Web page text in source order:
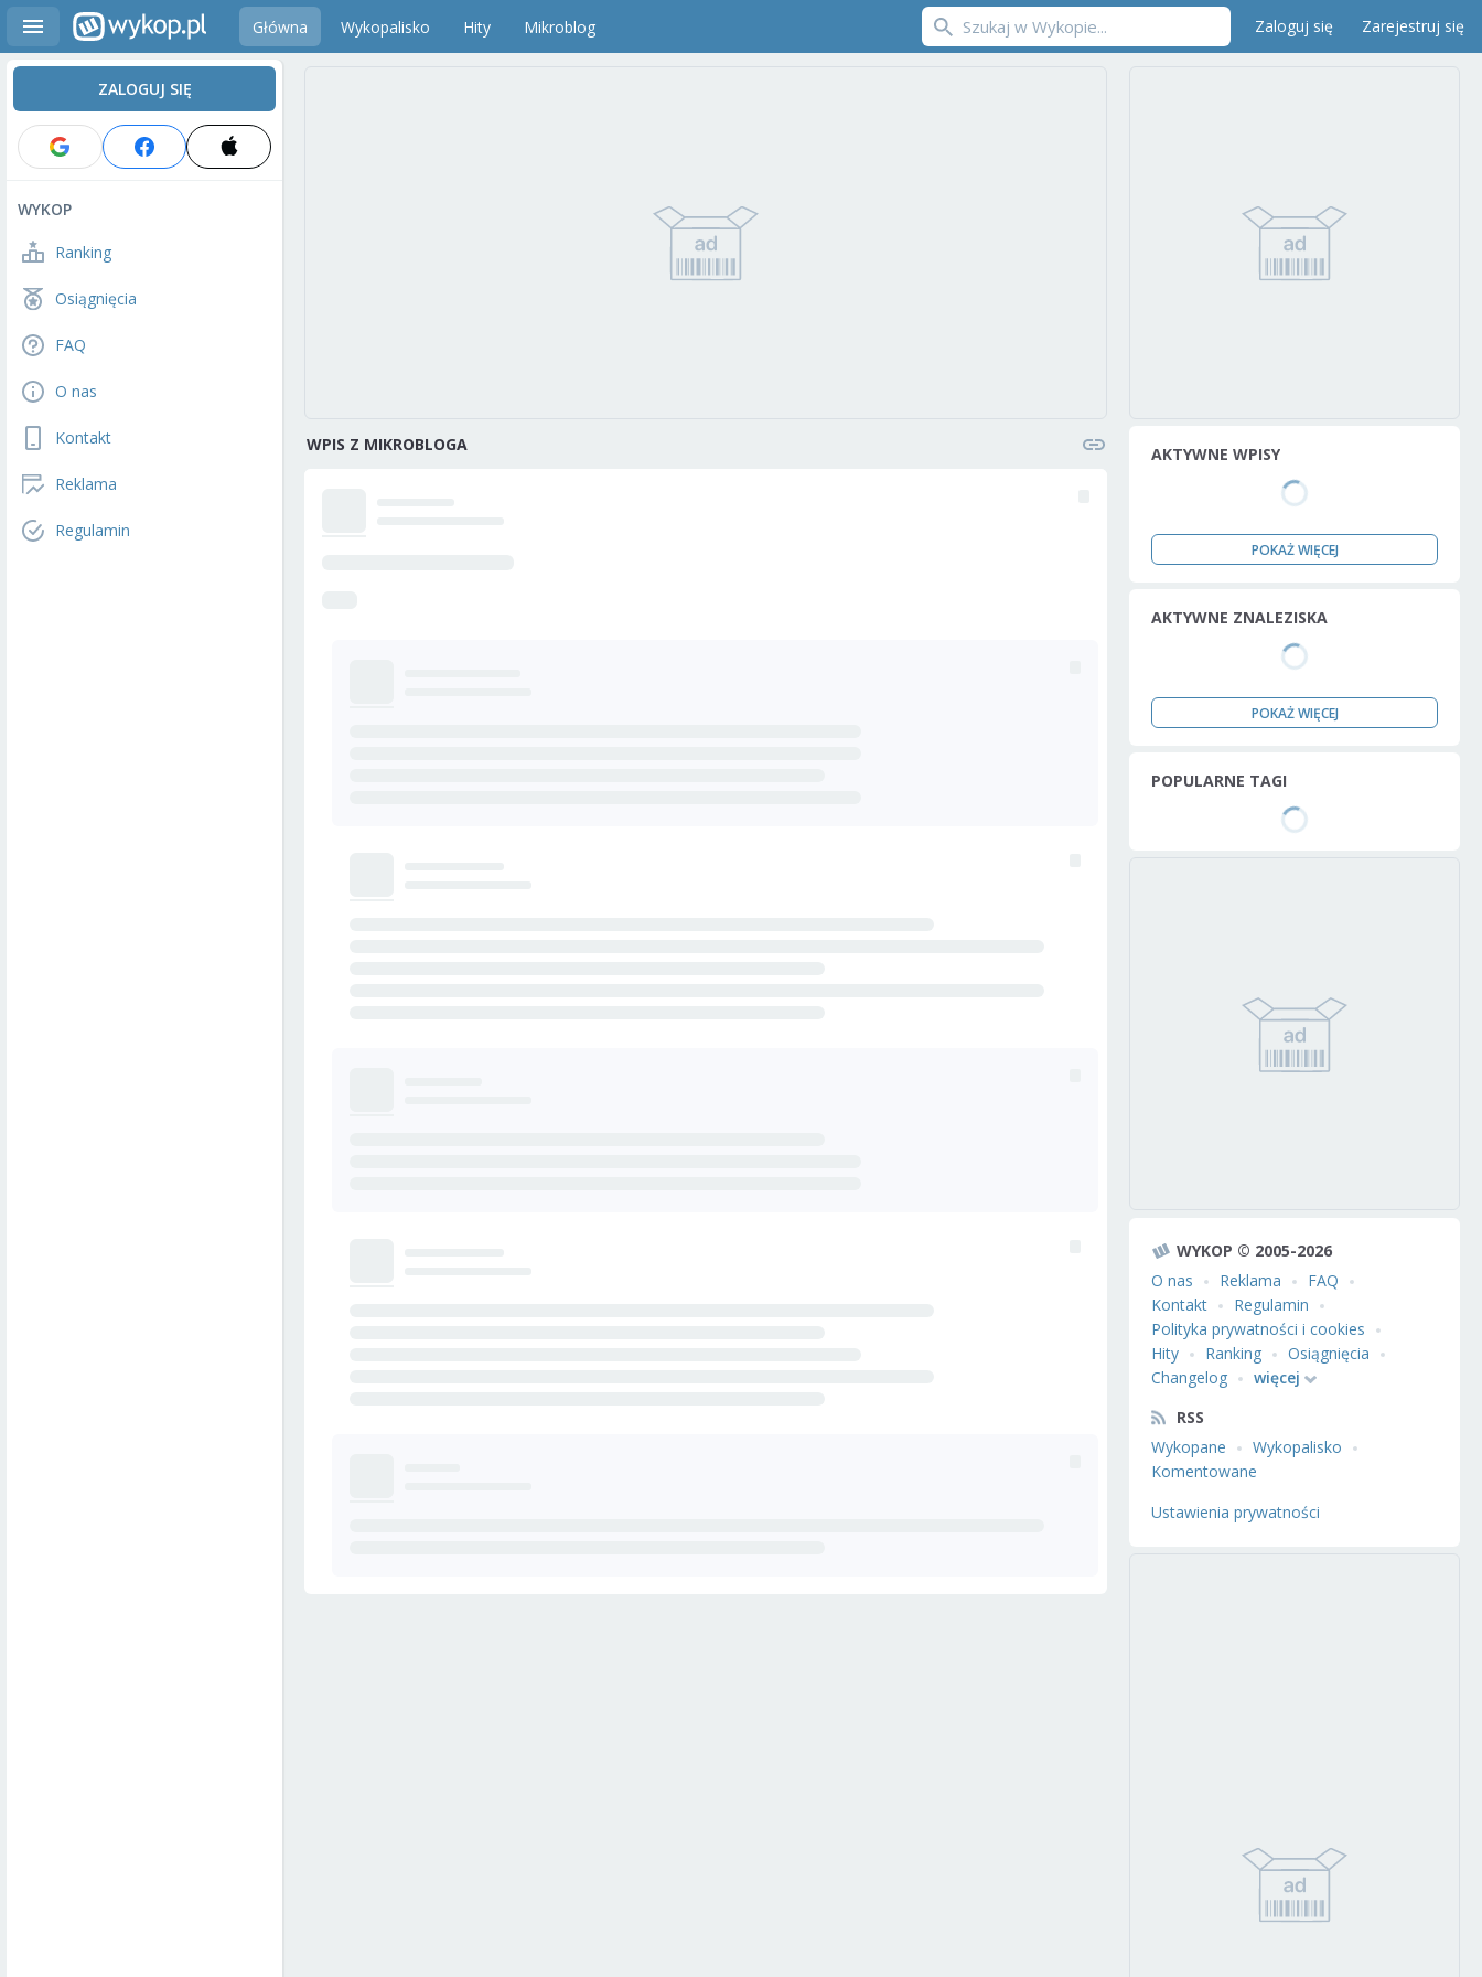
Główna Wykopalisko Hity Mikroblog Zaloguj się Zarejestruj się
ZALOGUJ SIĘ
WYKOP
Ranking
Osiągnięcia
FAQ
O nas
Kontakt
Reklama
Regulamin
WPIS Z MIKROBLOGA AKTYWNE WPISY
POKAŻ WIĘCEJ
AKTYWNE ZNALEZISKA
POKAŻ WIĘCEJ
POPULARNE TAGI
WYKOP © 2005-2026
O nas
Reklama
FAQ
Kontakt
Regulamin
Polityka prywatności i cookies
Hity
Ranking
Osiągnięcia
Changelog
więcej
RSS
Wykopane
Wykopalisko
Komentowane
Ustawienia prywatności